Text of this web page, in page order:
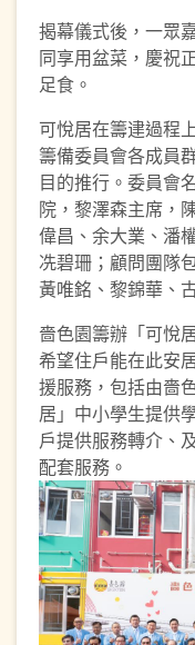
揭幕儀式後，一眾
同享用盆菜，慶祝
足食。
可悅居在籌䢖過程
籌備委員會各成員
目的推行。委員會
院，黎澤森主席，
偉昌、余大業、潘
冼碧珊；顧問團隊
黃唯銘、黎錦華、
嗇色園籌辦「可悅
希望住戶能在此安
援服務，包括由嗇
居」中小學生提供
戶提供服務轉介、
配套服務。